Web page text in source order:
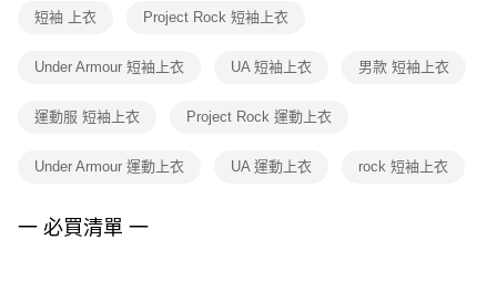
客戶支援中心」
https://netprotections.freshdesk.com/support/home
１．透過由恩沛科技股份有限公司提供之「AFTEE先享後付」服務完成之交
權轉讓予恩沛科技股份有限公司。
３．未成年的使用者請事先徵得法定代理人或監護人之同意方可使用
４．使用「AFTEE先享後付」時，將依據個別帳號之用戶狀況，依本公司即
短袖 上衣 Project Rock 短袖上衣
Under Armour 短袖上衣 UA 短袖上衣 男款 短袖上衣
運動服 短袖上衣 Project Rock 運動上衣
Under Armour 運動上衣 UA 運動上衣 rock 短袖上衣
一 必買清單 一